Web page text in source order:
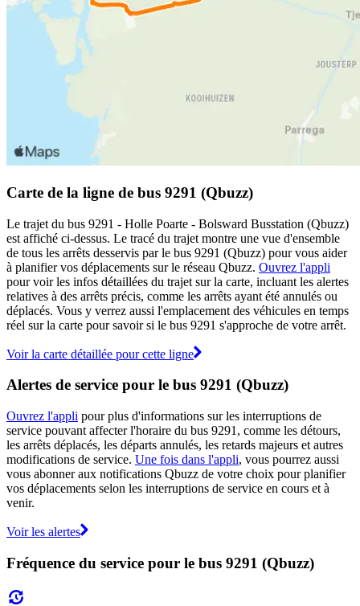
Carte de la ligne de bus 9291 (Qbuzz)
Le trajet du bus 9291 - Holle Poarte - Bolsward Busstation (Qbuzz)
est affiché ci-dessus. Le tracé du trajet montre une vue d'ensemble
de tous les arrêts desservis par le bus 9291 (Qbuzz) pour vous aider
à planifier vos déplacements sur le réseau Qbuzz. Ouvrez l'appli
pour voir les infos détaillées du trajet sur la carte, incluant les alertes
relatives à des arrêts précis, comme les arrêts ayant été annulés ou
déplacés. Vous y verrez aussi l'emplacement des véhicules en temps
réel sur la carte pour savoir si le bus 9291 s'approche de votre arrêt.
Voir la carte détaillée pour cette ligne
Alertes de service pour le bus 9291 (Qbuzz)
Ouvrez l'appli pour plus d'informations sur les interruptions de
service pouvant affecter l'horaire du bus 9291, comme les détours,
les arrêts déplacés, les départs annulés, les retards majeurs et autres
modifications de service. Une fois dans l'appli, vous pourrez aussi
vous abonner aux notifications Qbuzz de votre choix pour planifier
vos déplacements selon les interruptions de service en cours et à
venir.
Voir les alertes
Fréquence du service pour le bus 9291 (Qbuzz)